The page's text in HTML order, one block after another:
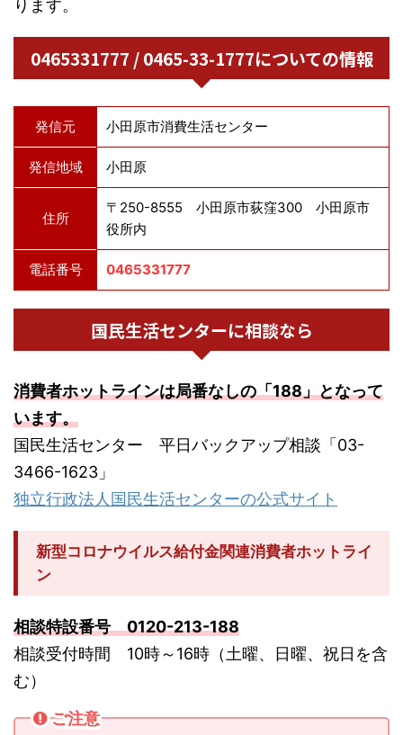
ります。
0465331777 / 0465-33-1777についての情報
発信元 小田原市消費生活センター
発信地域 小田原
住所
〒250-8555 小田原市荻窪300 小田原市
役所内
電話番号 0465331777
国民生活センターに相談なら
消費者ホットラインは局番なしの「188」となって
います。
国民生活センター 平日バックアップ相談「03-
3466-1623」
独立行政法人国民生活センターの公式サイト
新型コロナウイルス給付金関連消費者ホットライ
ン
相談特設番号 0120-213-188
相談受付時間 10時～16時（土曜、日曜、祝日を含
む）
ご注意